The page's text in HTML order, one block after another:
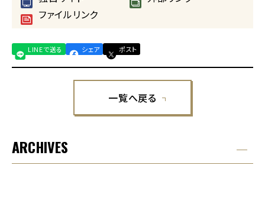
ファイルリンク
LINEで送る シェア ポスト
一覧へ戻る
ARCHIVES